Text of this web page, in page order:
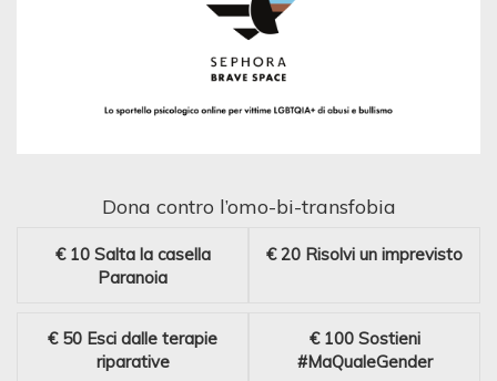
Dona contro l’omo-bi-transfobia
€ 10 Salta la casella
Paranoia
€ 20 Risolvi un imprevisto
€ 50 Esci dalle terapie
riparative
€ 100 Sostieni
#MaQualeGender